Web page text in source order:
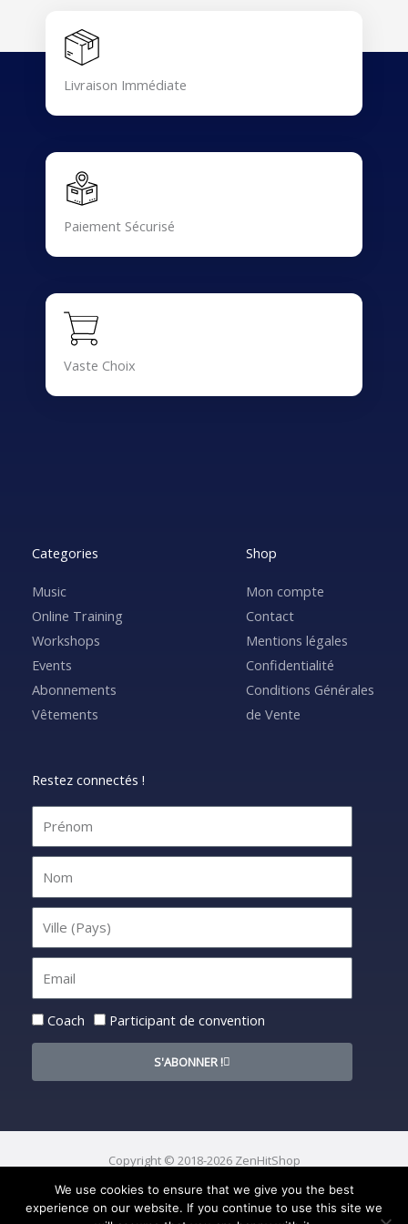
Livraison Immédiate
Paiement Sécurisé
Vaste Choix
Categories
Music
Online Training
Workshops
Events
Abonnements
Vêtements
Shop
Mon compte
Contact
Mentions légales
Confidentialité
Conditions Générales
de Vente
Restez connectés !
Statut
Coach Participant de convention
S'ABONNER !
Copyright © 2018-2026 ZenHitShop
We use cookies to ensure that we give you the best
experience on our website. If you continue to use this site we